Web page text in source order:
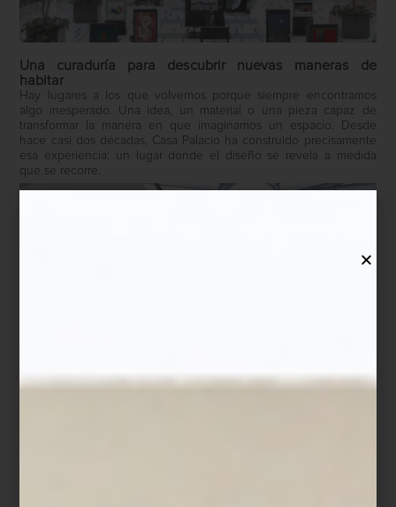
Una curaduría para descubrir nuevas maneras de
habitar
Hay lugares a los que volvemos porque siempre encontramos
algo inesperado. Una idea, un material o una pieza capaz de
transformar la manera en que imaginamos un espacio. Desde
hace casi dos décadas, Casa Palacio ha construido precisamente
esa experiencia: un lugar donde el diseño se revela a medida
que se recorre.